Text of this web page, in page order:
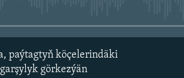
paýtagtyň köçelerindäki
görkezýän